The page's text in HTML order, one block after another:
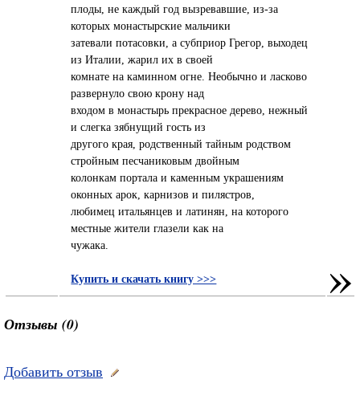
плоды, не каждый год вызревавшие, из-за
которых монастырские мальчики
затевали потасовки, а субприор Грегор, выходец
из Италии, жарил их в своей
комнате на каминном огне. Необычно и ласково
развернуло свою крону над
входом в монастырь прекрасное дерево, нежный
и слегка зябнущий гость из
другого края, родственный тайным родством
стройным песчаниковым двойным
колонкам портала и каменным украшениям
оконных арок, карнизов и пилястров,
любимец итальянцев и латинян, на которого
местные жители глазели как на
чужака.
Купить и скачать книгу >>> »
Отзывы (0)
Добавить отзыв